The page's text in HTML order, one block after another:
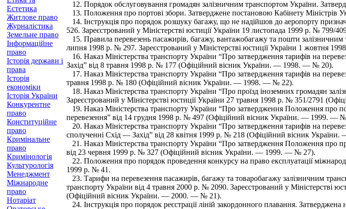
Естетика
Житлове право
Журналістика
Земельне право
Інформаційне
право
Історія держави і
права
Історія
економіки
Історія України
Конкурентне
право
Конституційне
право
Кримінальне
право
Кримінологія
Культурологія
Менеджмент
Міжнародне
право
Нотаріат
12. Порядок обслуговування громадян залізничним транспортом України.
13. Положення про портові збори. Затверджене постановою Кабінету Міністрів
14. Інструкція про порядок розшуку багажу, що не надійшов до аеропорту
526. Зареєстрований у Міністерстві юстиції України 19 листопада 1999 р. №
15. Правила перевезень пасажирів, багажу, вантажобагажу та пошти
липня 1998 р. № 297. Зареєстрований у Міністерстві юстиції України 1 жовтня
16. Наказ Міністерства транспорту України “Про затвердження тарифів на
Захід” від 8 травня 1998 р. № 177 (Офіційний вісник України. — 1998. — № 20).
17. Наказ Міністерства транспорту України “Про затвердження тарифів на
травня 1998 р. № 180 (Офіційний вісник України. — 1998. — № 22).
18. Наказ Міністерства транспорту України “Про проїзд іноземних громадян
Зареєстрований у Міністерстві юстиції України 27 травня 1998 р. № 351/2791
19. Наказ Міністерства транспорту України “Про затвердження Положення про
перевезення” від 14 грудня 1998 р. № 497 (Офіційний вісник України. — 1999. —
20. Наказ Міністерства транспорту України “Про затвердження тарифів на
сполученні Схід — Захід” від 28 квітня 1999 р. № 218 (Офіційний вісник
21. Наказ Міністерства транспорту України “Про затвердження Положення про
від 23 червня 1999 р. № 327 (Офіційний вісник України. — 1999. — № 27).
22. Положення про порядок проведення конкурсу на право експлуатації
1999 р. № 41.
23. Тарифи на перевезення пасажирів, багажу та товаробагажу залізничним
транспорту України від 4 травня 2000 р. № 2090. Зареєстрований у Міністерстві
(Офіційний вісник України. — 2000. — № 21).
24. Інструкція про порядок реєстрації ліній закордонного плавання.